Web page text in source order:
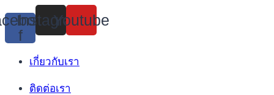
Skip
to
content
f
Instagram
Youtube
เกี่ยวกับเรา
ติดต่อเรา